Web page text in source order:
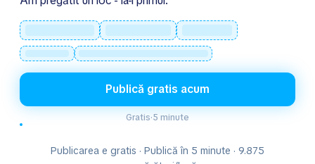
Publică gratis acum
Gratis·5 minute
Publicarea e gratis · Publică în 5 minute · 9.875